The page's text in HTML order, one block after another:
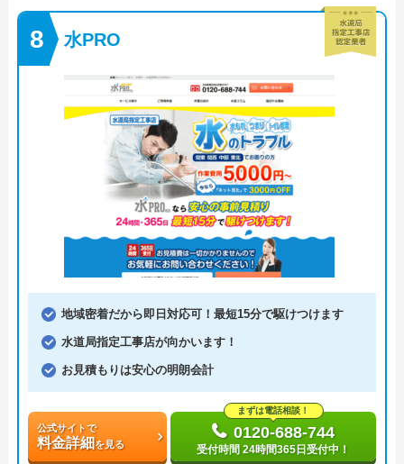
水PRO
地域密着だから即日対応可！最短15分で駆けつけます
水道局指定工事店が向かいます！
お見積もりは安心の明朗会計
公式サイトで
料金詳細を見る
まずは電話相談！
0120-688-744
受付時間 24時間365日受付中！